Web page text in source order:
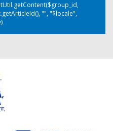
"", "$locale",